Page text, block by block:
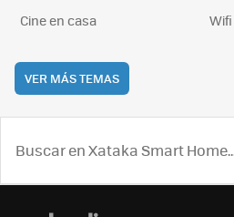
Cine en casa
Wifi
VER MÁS TEMAS